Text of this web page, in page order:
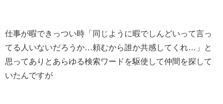
仕事が暇できっつい時「同じように暇でしんどいって言っ
てる人いないだろうか…頼むから誰か共感してくれ…」と
思ってありとあらゆる検索ワードを駆使して仲間を探して
いたんですが